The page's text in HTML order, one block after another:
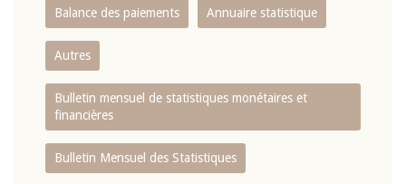
Balance des paiements Annuaire statistique
Autres
Bulletin mensuel de statistiques monétaires et
financières
Bulletin Mensuel des Statistiques